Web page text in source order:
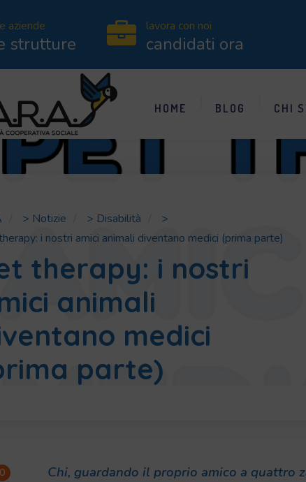
aziende
strutture
lavora con noi
candidati ora
HOME BLOG CHI
> Notizie > Disabilità
>
i nostri amici animali diventano medici (prima parte)
therapy: i nostri
animali
medici
parte)
0
Chi, guardando il proprio amico a quattro